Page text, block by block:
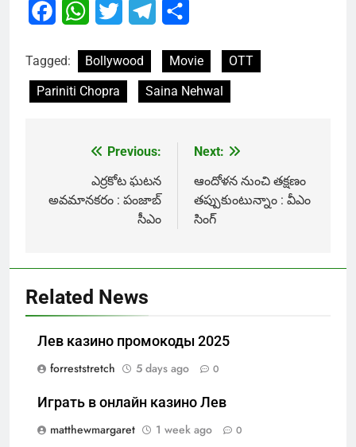
FacebookWhatsApp
Twitter Telegram
Tagged: Bollywood Movie
OTT
Pariniti Chopra
Saina Nehwal
navigation
Previous:
ఎర్రకోట ఘటన
అవమానకరం : పంజాబ్
సీఎం
Next:
ఆందోళన నుంచి తక్షణం
తప్పుకుంటున్నాం : వీఎం
సింగ్
Related News
Лев казино промокоды 2025
forreststretch
5 days ago 0
Играть в онлайн казино Лев
matthewmargaret
1 week ago 0